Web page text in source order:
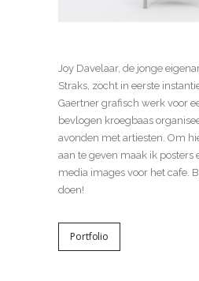
Joy Davelaar, de jonge
Straks, zocht in eerste
Gaertner grafisch werk voor
bevlogen kroegbaas
avonden met artiesten. Om
aan te geven maak ik posters
media images voor het cafe.
doen!
Portfolio